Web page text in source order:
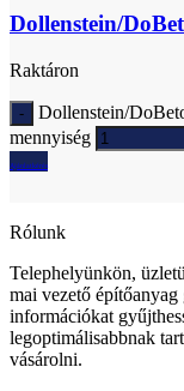
Dollenstein/
Raktáron
Dollenstein/
mennyiség
Ajánlatkérés
Rólunk
Telephelyünkön,
mai vezető
információkat
legoptimálisabbnak
vásárolni.